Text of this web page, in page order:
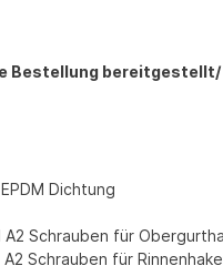
Bestellung
Dichtung
Schrauben für
Schrauben für